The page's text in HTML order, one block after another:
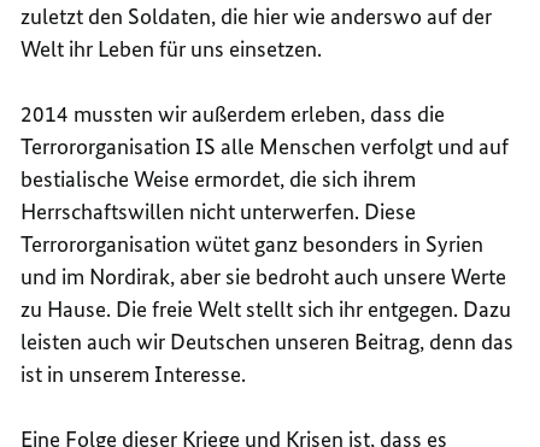
zuletzt den Soldaten, die hier wie anderswo auf der
Welt ihr Leben für uns einsetzen.
2014 mussten wir außerdem erleben, dass die
Terrororganisation IS alle Menschen verfolgt und auf
bestialische Weise ermordet, die sich ihrem
Herrschaftswillen nicht unterwerfen. Diese
Terrororganisation wütet ganz besonders in Syrien
und im Nordirak, aber sie bedroht auch unsere Werte
zu Hause. Die freie Welt stellt sich ihr entgegen. Dazu
leisten auch wir Deutschen unseren Beitrag, denn das
ist in unserem Interesse.
Eine Folge dieser Kriege und Krisen ist, dass es